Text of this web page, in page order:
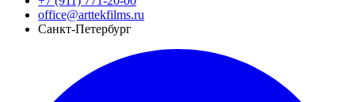
office@arttekfilms.ru
Санкт-Петербург